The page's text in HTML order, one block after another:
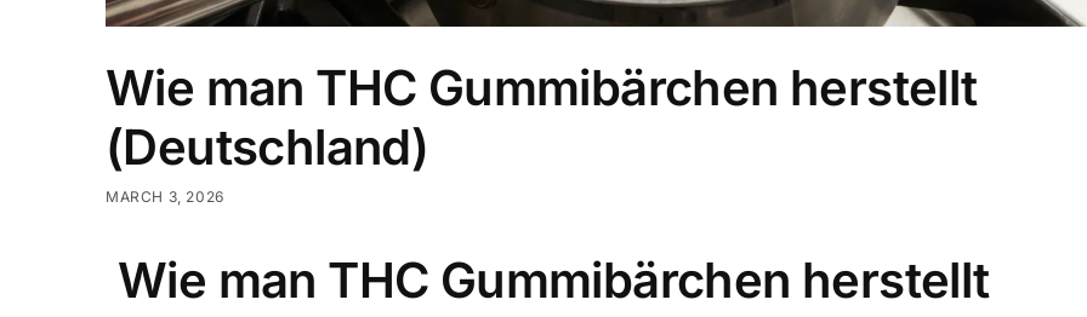
Wie man THC Gummibärchen herstellt
(Deutschland)
MARCH 3, 2026
Wie man THC Gummibärchen herstellt